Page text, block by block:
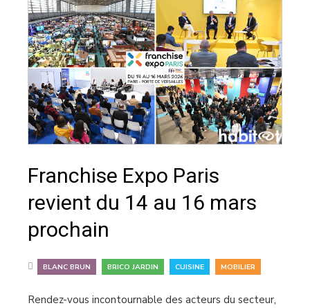
Franchise Expo Paris
revient du 14 au 16 mars
prochain
BLANC BRUN BRICO JARDIN CUISINE MOBILIER
Rendez-vous incontournable des acteurs du secteur,